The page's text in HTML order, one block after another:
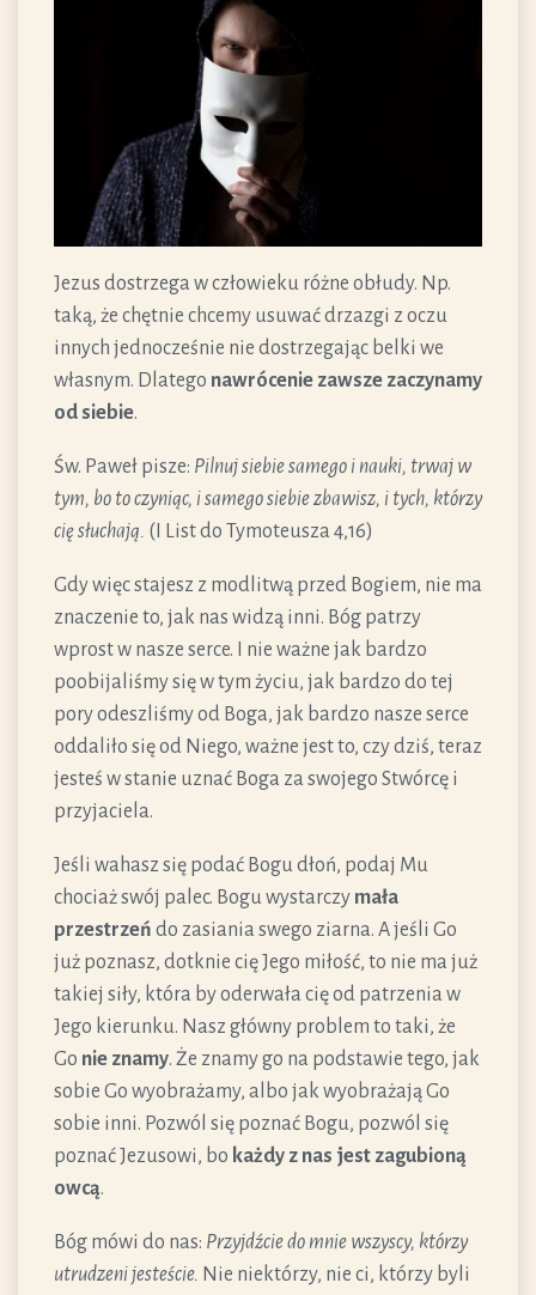
Jezus dostrzega w człowieku różne obłudy. Np.
taką, że chętnie chcemy usuwać drzazgi z oczu
innych jednocześnie nie dostrzegając belki we
własnym. Dlatego nawrócenie zawsze zaczynamy
od siebie.
Św. Paweł pisze: Pilnuj siebie samego i nauki, trwaj w
tym, bo to czyniąc, i samego siebie zbawisz, i tych, którzy
cię słuchają. (I List do Tymoteusza 4,16)
Gdy więc stajesz z modlitwą przed Bogiem, nie ma
znaczenie to, jak nas widzą inni. Bóg patrzy
wprost w nasze serce. I nie ważne jak bardzo
poobijaliśmy się w tym życiu, jak bardzo do tej
pory odeszliśmy od Boga, jak bardzo nasze serce
oddaliło się od Niego, ważne jest to, czy dziś, teraz
jesteś w stanie uznać Boga za swojego Stwórcę i
przyjaciela.
Jeśli wahasz się podać Bogu dłoń, podaj Mu
chociaż swój palec. Bogu wystarczy mała
przestrzeń do zasiania swego ziarna. A jeśli Go
już poznasz, dotknie cię Jego miłość, to nie ma już
takiej siły, która by oderwała cię od patrzenia w
Jego kierunku. Nasz główny problem to taki, że
Go nie znamy. Że znamy go na podstawie tego, jak
sobie Go wyobrażamy, albo jak wyobrażają Go
sobie inni. Pozwól się poznać Bogu, pozwól się
poznać Jezusowi, bo każdy z nas jest zagubioną
owcą.
Bóg mówi do nas: Przyjdźcie do mnie wszyscy, którzy
utrudzeni jesteście. Nie niektórzy, nie ci, którzy byli